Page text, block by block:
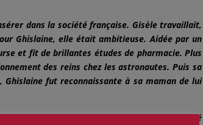
dans la société française. Gisèle travaillait,
Ghislaine, elle était ambitieuse. Aidée par un
et fit de brillantes études de pharmacie. Plus
des reins chez les astronautes. Puis sa
Ghislaine fut reconnaissante à sa maman de lui
attend Ghislaine : sa mère lui a demandé